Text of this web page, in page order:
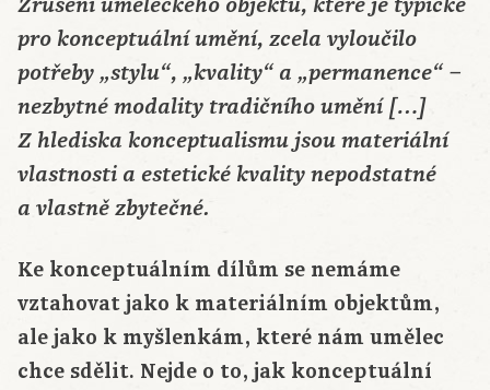
Zrušení uměleckého objektu, které je typické
pro konceptuální umění, zcela vyloučilo
potřeby „stylu“, „kvality“ a „permanence“ –
nezbytné modality tradičního umění […]
Z hlediska konceptualismu jsou materiální
vlastnosti a estetické kvality nepodstatné
a vlastně zbytečné.
Ke konceptuálním dílům se nemáme
vztahovat jako k materiálním objektům,
ale jako k myšlenkám, které nám umělec
chce sdělit. Nejde o to, jak konceptuální